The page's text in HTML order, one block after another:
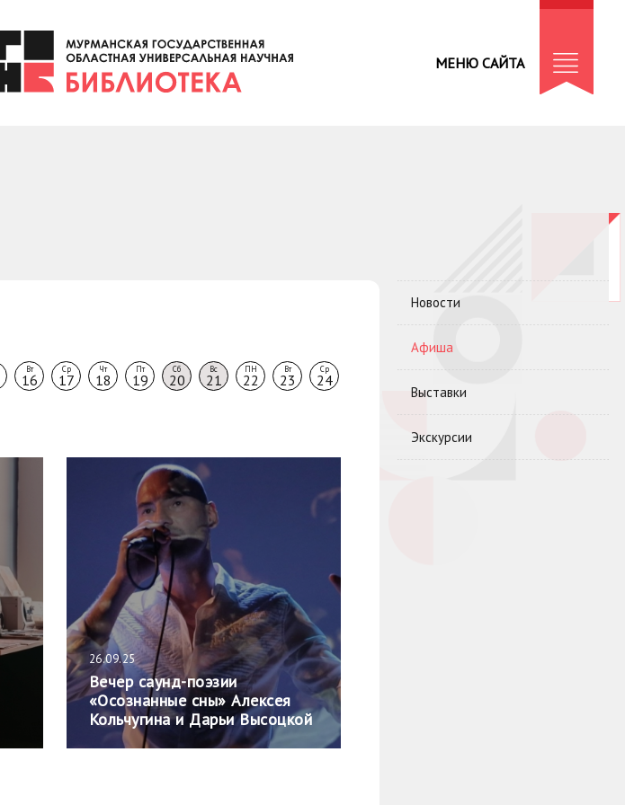
МЕНЮ САЙТА
Вт
16
Ср
17
Чт
18
Пт
19
Сб
20
Вс
21
ПН
22
Вт
23
Ср
24
26.09.25
Вечер саунд-поэзии
«Осознанные сны» Алексея
Кольчугина и Дарьи Высоцкой
Новости
Афиша
Выставки
Экскурсии